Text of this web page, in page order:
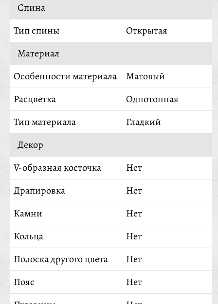
Спина
Тип спины
Открытая
Материал
Особенности материала
Матовый
Расцветка
Однотонная
Тип материала
Гладкий
Декор
V-образная косточка
Нет
Драпировка
Нет
Камни
Нет
Кольца
Нет
Полоска другого цвета
Нет
Пояс
Нет